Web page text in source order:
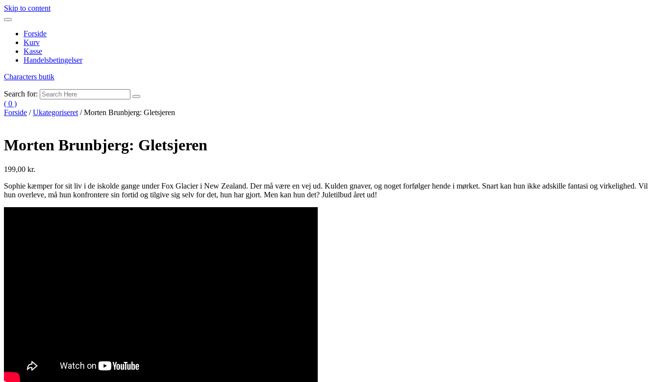
Skip to content
Forside
Kurv
Kasse
Handelsbetingelser
Characters butik
Search for:
( 0 )
Forside /Ukategoriseret / Morten Brunbjerg: Gletsjeren
Morten Brunbjerg: Gletsjeren
199,00 kr.
Sophie kæmper for sit liv i de iskolde gange under Fox Glacier i New Zealand. Der må være en vej ud. Kulden gnaver, og noget forfølger hende i mørket. Snart kan hun ikke adskille fantasi og virkelighed. Vil
hun overleve, må hun konfrontere sin fortid og tilgive sig selv for det, hun har gjort. Men kan hun det? Juletilbud året ud!